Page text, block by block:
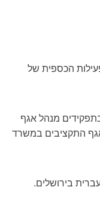
הכספית של
מנהל אגף
התקציבים במשרד
בירושלים.